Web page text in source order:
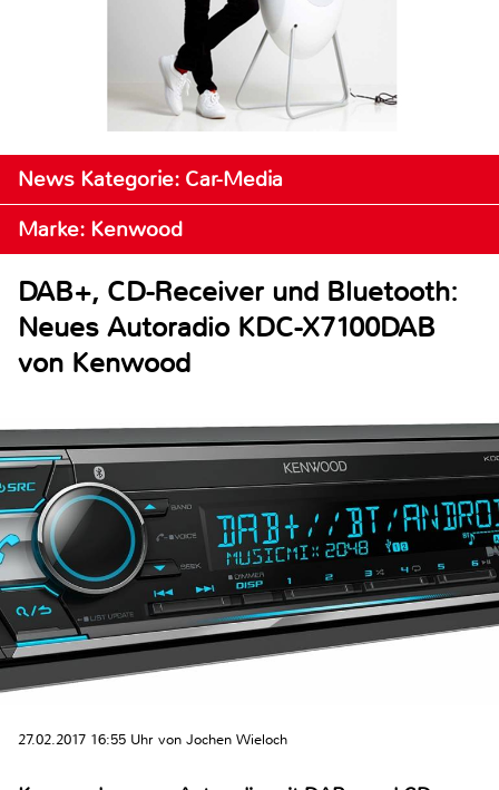
News Kategorie: Car-Media
Marke: Kenwood
DAB+, CD-Receiver und Bluetooth:
Neues Autoradio KDC-X7100DAB
von Kenwood
27.02.2017 16:55 Uhr von Jochen Wieloch